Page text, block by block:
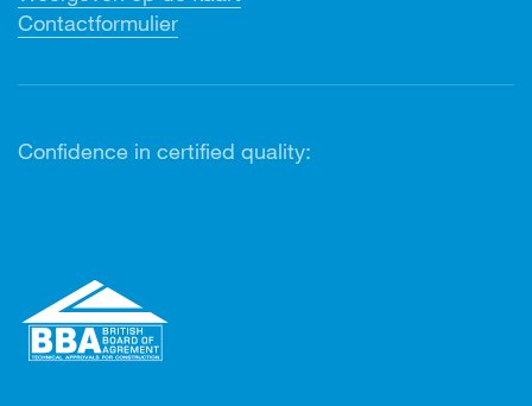
Contactformulier
Confidence in certified quality: